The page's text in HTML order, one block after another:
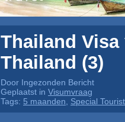
Thailand Visa
Thailand (3)
Door Ingezonden Bericht
Geplaatst in Visumvraag
Tags: 5 maanden Special